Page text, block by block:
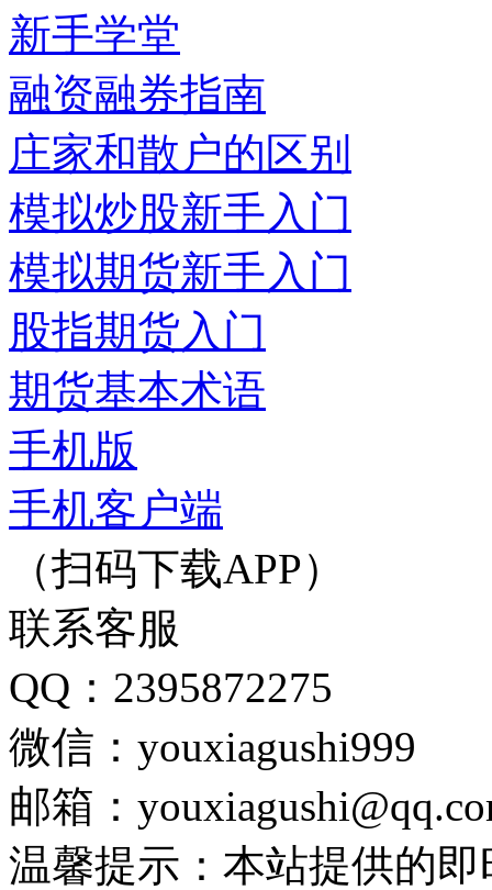
新手学堂
融资融券指南
庄家和散户的区别
模拟炒股新手入门
模拟期货新手入门
股指期货入门
期货基本术语
手机版
手机客户端
（扫码下载APP）
联系客服
QQ：2395872275
微信：youxiagushi999
邮箱：
温馨提示：本站提供的